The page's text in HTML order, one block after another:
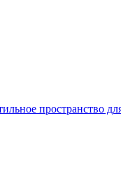
пространство